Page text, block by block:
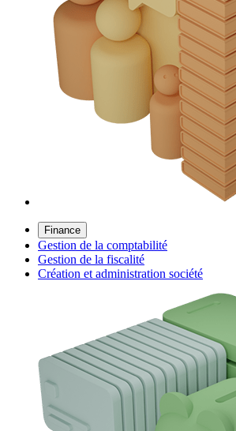
Finance
Gestion de la comptabilité
Gestion de la fiscalité
Création et administration société